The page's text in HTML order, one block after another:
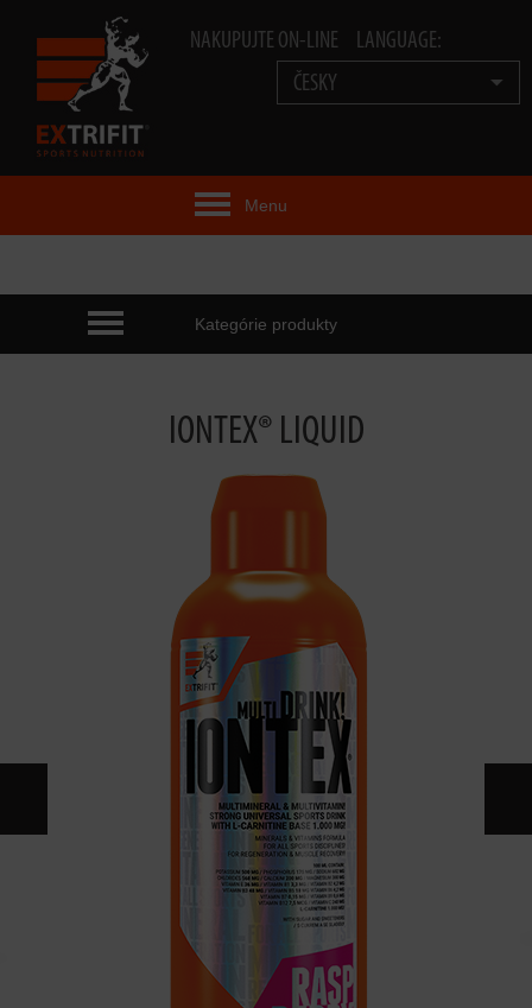
NAKUPUJTE ON-LINE
LANGUAGE:
ČESKY
Menu
PRODUKTY Kategórie produkty
IONTEX® LIQUID